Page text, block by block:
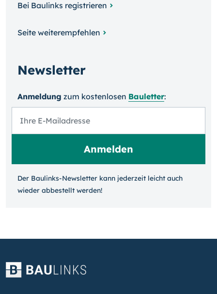
Bei Baulinks registrieren
Seite weiterempfehlen
Newsletter
Anmeldung zum kosten­losen Bauletter:
Der Baulinks-Newsletter kann jeder­zeit leicht auch
wieder ab­bestellt werden!